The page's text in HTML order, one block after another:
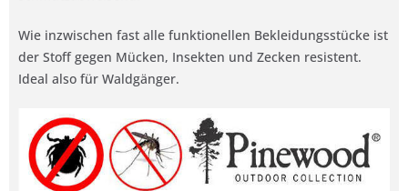
Wie inzwischen fast alle funktionellen Bekleidungsstücke ist
der Stoff gegen Mücken, Insekten und Zecken resistent.
Ideal also für Waldgänger.